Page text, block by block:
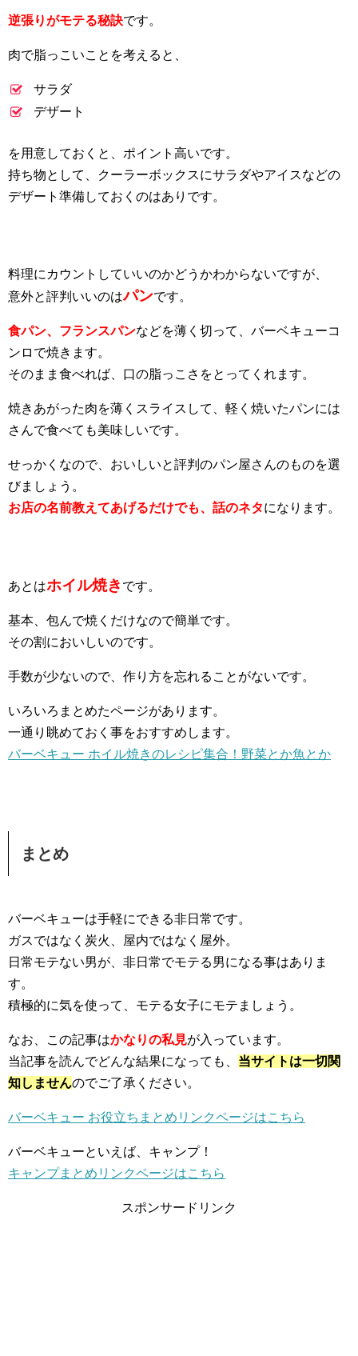
逆張りがモテる秘訣です。
肉で脂っこいことを考えると、
サラダ
デザート
を用意しておくと、ポイント高いです。
持ち物として、クーラーボックスにサラダやアイスなどの
デザート準備しておくのはありです。
料理にカウントしていいのかどうかわからないですが、
意外と評判いいのはパンです。
食パン、フランスパンなどを薄く切って、バーベキューコ
ンロで焼きます。
そのまま食べれば、口の脂っこさをとってくれます。
焼きあがった肉を薄くスライスして、軽く焼いたパンには
さんで食べても美味しいです。
せっかくなので、おいしいと評判のパン屋さんのものを選
びましょう。
お店の名前教えてあげるだけでも、話のネタになります。
あとはホイル焼き です。
基本、包んで焼くだけなので簡単です。
その割においしいのです。
手数が少ないので、作り方を忘れることがないです。
いろいろまとめたページがあります。
一通り眺めておく事をおすすめします。
バーベキュー ホイル焼きのレシピ集合！野菜とか魚とか
まとめ
バーベキューは手軽にできる非日常です。
ガスではなく炭火、屋内ではなく屋外。
日常モテない男が、非日常でモテる男になる事はありま
す。
積極的に気を使って、モテる女子にモテましょう。
なお、この記事はかなりの私見が入っています。
当記事を読んでどんな結果になっても、 当サイトは一切関
知しませんのでご了承ください。
バーベキュー お役立ちまとめリンクページはこちら
バーベキューといえば、キャンプ！
キャンプまとめリンクページはこちら
スポンサードリンク